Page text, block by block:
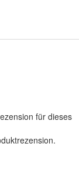
für dieses
.